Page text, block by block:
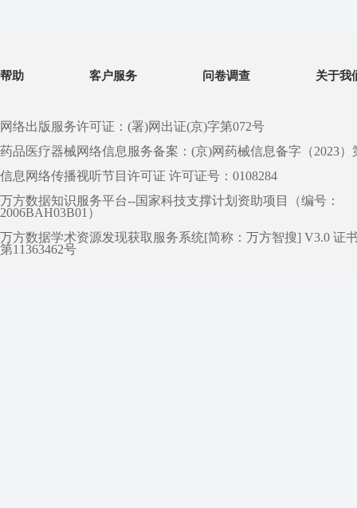
帮助 客户服务 问卷调查 关于我
网络出版服务许可证：(署)网出证(京)字第072号
药品医疗器械网络信息服务备案：(京)网药械信息备字（2023）
信息网络传播视听节目许可证 许可证号：0108284
万方数据知识服务平台--国家科技支撑计划资助项目（编号：
2006BAH03B01）
万方数据学术资源发现获取服务系统[简称：万方智搜] V3.0 证
第11363462号